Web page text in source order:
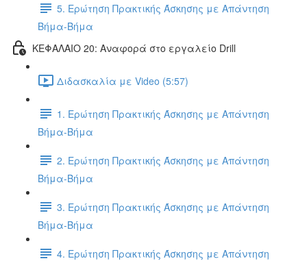
5. Ερώτηση Πρακτικής Άσκησης με Απάντηση
Βήμα-Βήμα
ΚΕΦΑΛΑΙΟ 20: Αναφορά στο εργαλείο Drill
Διδασκαλία με Video (5:57)
1. Ερώτηση Πρακτικής Άσκησης με Απάντηση
Βήμα-Βήμα
2. Ερώτηση Πρακτικής Άσκησης με Απάντηση
Βήμα-Βήμα
3. Ερώτηση Πρακτικής Άσκησης με Απάντηση
Βήμα-Βήμα
4. Ερώτηση Πρακτικής Άσκησης με Απάντηση